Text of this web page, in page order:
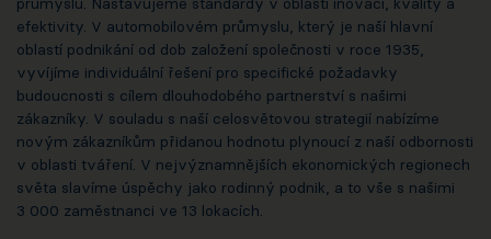
efektivity. V automobilovém průmyslu, který je naší hlavní
oblastí podnikání od dob založení společnosti v roce 1935,
vyvíjíme individuální řešení pro specifické požadavky
budoucnosti s cílem dlouhodobého partnerství s našimi
zákazníky. V souladu s naší celosvětovou strategií nabízíme
novým zákazníkům přidanou hodnotu plynoucí z naší odbornosti
v oblasti tváření. V nejvýznamnějších ekonomických regionech
světa slavíme úspěchy jako rodinný podnik, a to vše s našimi
3 000 zaměstnanci ve 13 lokacích.